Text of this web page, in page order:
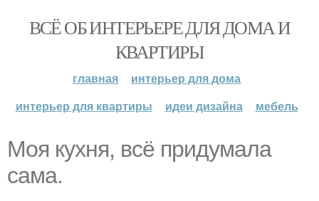
ВСЁ ОБ ИНТЕРЬЕРЕ ДЛЯ ДОМА И
КВАРТИРЫ
главная
интерьер для дома
интерьер для квартиры
идеи дизайна мебель
Моя кухня, всё придумала
сама.